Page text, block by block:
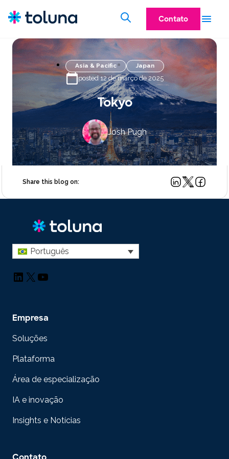
Contato
Asia & Pacific Japan
posted 12 de março de 2025
Tokyo
Josh Pugh
Share this blog on:
Português
LinkedIn
X YouTube
Empresa
Soluções
Plataforma
Área de especialização
IA e inovação
Insights e Notícias